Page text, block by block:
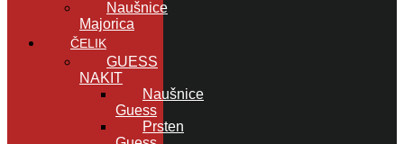
Naušnice
Majorica
ČELIK
GUESS
NAKIT
Naušnice
Guess
Prsten